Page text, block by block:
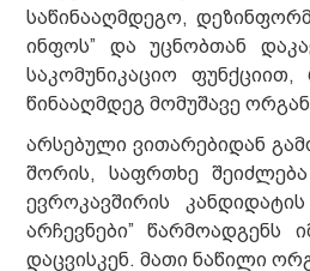
საწინააღმდეგო,
ინფოს” და უცნობთან
საკომუნიკაციო
წინააღმდეგ მომუშავე
არსებული ვითარებიდან
შორის, საფრთხე
ევროკავშირის
არჩევნები” წარმოადგენს
დაცვისკენ. მათი ნაწილი